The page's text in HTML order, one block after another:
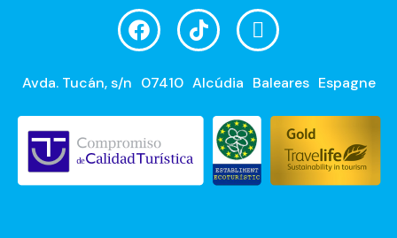
Avda. Tucán, s/n 07410 Alcúdia Baleares Espagne